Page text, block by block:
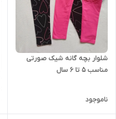
شلوار بچه گانه شیک صورتی
مناسب 5 تا 6 سال
ناموجود